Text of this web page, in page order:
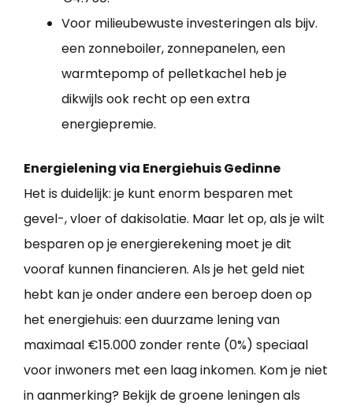
Voor milieubewuste investeringen als bijv.
een zonneboiler, zonnepanelen, een
warmtepomp of pelletkachel heb je
dikwijls ook recht op een extra
energiepremie.
Energielening via Energiehuis Gedinne
Het is duidelijk: je kunt enorm besparen met
gevel-, vloer of dakisolatie. Maar let op, als je wilt
besparen op je energierekening moet je dit
vooraf kunnen financieren. Als je het geld niet
hebt kan je onder andere een beroep doen op
het energiehuis: een duurzame lening van
maximaal €15.000 zonder rente (0%) speciaal
voor inwoners met een laag inkomen. Kom je niet
in aanmerking? Bekijk de groene leningen als